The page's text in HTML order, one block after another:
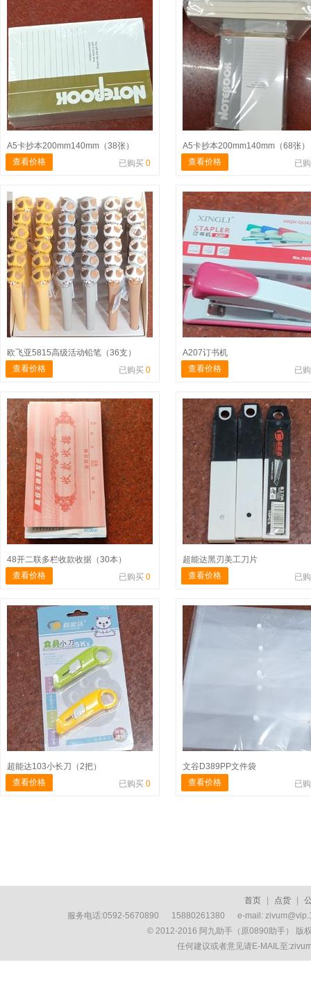
A5卡抄本200mm140mm（38张）
查看价格
已购买 0
A5卡抄本200mm140mm（68张）
查看价格
已
欧飞亚5815高级活动铅笔（36支）
查看价格
已购买 0
A207订书机
查看价格
已
48开二联多栏收款收据（30本）
查看价格
已购买 0
超能达黑刃美工刀片
查看价格
已
超能达103小长刀（2把）
查看价格
已购买 0
文谷D389PP文件袋
查看价格
已
首页 点货
服务电话:0592-5670890 15880261380 e-mail:
© 2012-2016 阿九助手（原0890助手） 版
任何建议或者意见请E-MAIL至